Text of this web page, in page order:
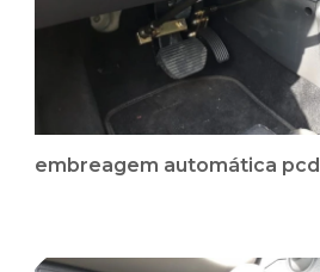
embreagem automática pcd